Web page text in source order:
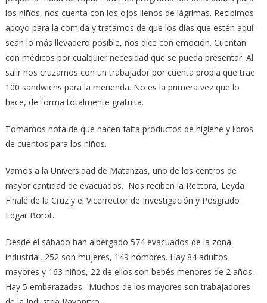
los niños, nos cuenta con los ojos llenos de lágrimas. Recibimos
apoyo para la comida y tratamos de que los días que estén aquí
sean lo más llevadero posible, nos dice con emoción. Cuentan
con médicos por cualquier necesidad que se pueda presentar. Al
salir nos cruzamos con un trabajador por cuenta propia que trae
100 sandwichs para la merienda. No es la primera vez que lo
hace, de forma totalmente gratuita.
Tomamos nota de que hacen falta productos de higiene y libros
de cuentos para los niños.
Vamos a la Universidad de Matanzas, uno de los centros de
mayor cantidad de evacuados. Nos reciben la Rectora, Leyda
Finalé de la Cruz y el Vicerrector de Investigación y Posgrado
Edgar Borot.
Desde el sábado han albergado 574 evacuados de la zona
industrial, 252 son mujeres, 149 hombres. Hay 84 adultos
mayores y 163 niños, 22 de ellos son bebés menores de 2 años.
Hay 5 embarazadas. Muchos de los mayores son trabajadores